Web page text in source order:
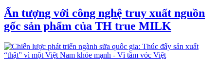
Ấn tượng với công nghệ truy xuất nguồn
gốc sản phẩm của TH true MILK